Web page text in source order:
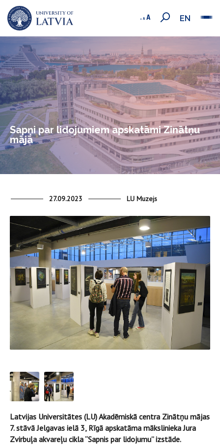
EN
Sapņi par lidojumiem apskatāmi Zinātņu
mājā
27.09.2023 LU Muzejs
Latvijas Universitātes (LU) Akadēmiskā centra Zinātņu mājas
7. stāvā Jelgavas ielā 3, Rīgā apskatāma mākslinieka Jura
Zvirbuļa akvareļu cikla “Sapnis par lidojumu” izstāde.